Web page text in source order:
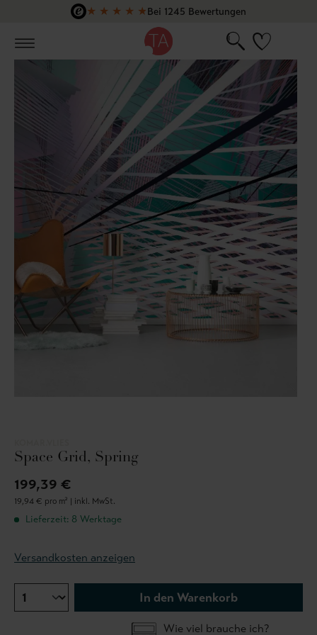
Zum Hauptinhalt springen
★ ★ ★ ★ ★Bei 1245 Bewertungen
Space Grid, Spring
199,39 €
19,94 € pro m² | inkl. MwSt.
Lieferzeit: 8 Werktage
Versandkosten anzeigen
In den Warenkorb
Wie viel brauche ich?